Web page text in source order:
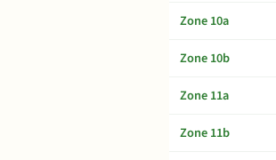
Zone 10a
Zone 10b
Zone 11a
Zone 11b